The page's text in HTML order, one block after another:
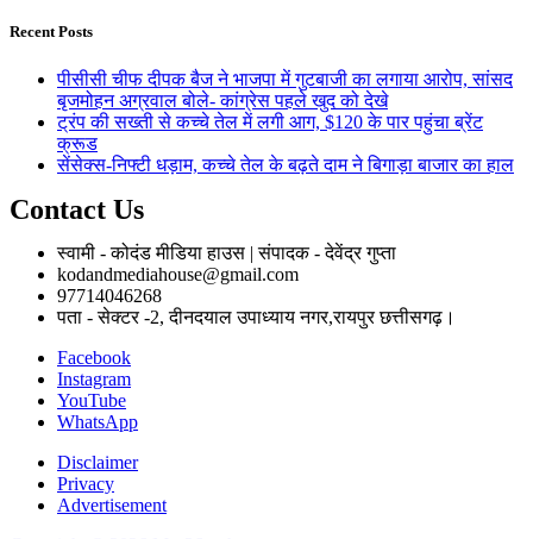
Recent Posts
पीसीसी चीफ दीपक बैज ने भाजपा में गुटबाजी का लगाया आरोप, सांसद
बृजमोहन अग्रवाल बोले- कांग्रेस पहले खुद को देखे
ट्रंप की सख्ती से कच्चे तेल में लगी आग, $120 के पार पहुंचा ब्रेंट
क्रूड
सेंसेक्स-निफ्टी धड़ाम, कच्चे तेल के बढ़ते दाम ने बिगाड़ा बाजार का हाल
Contact Us
स्वामी - कोदंड मीडिया हाउस | संपादक - देवेंद्र गुप्ता
kodandmediahouse@gmail.com
97714046268
पता - सेक्टर -2, दीनदयाल उपाध्याय नगर,रायपुर छत्तीसगढ़।
Facebook
Instagram
YouTube
WhatsApp
Disclaimer
Privacy
Advertisement